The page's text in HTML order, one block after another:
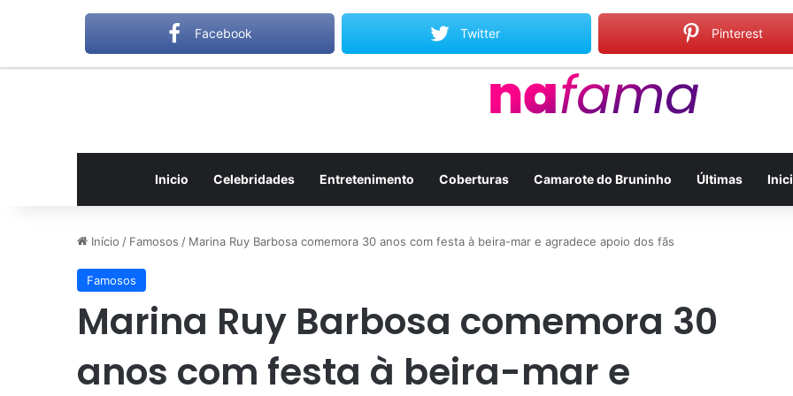
sábado, agosto 8 2026 Notícias de Última Hora Gilberto Gil relembra Preta Gil e destaca força do legado deixado pela filha
Inicio Celebridades Entretenimento Coberturas Camarote do Bruninho Últimas
Início / Famosos / Marina Ruy Barbosa comemora 30 anos com festa à beira-mar e agradece apoio dos fãs
Famosos
Marina Ruy Barbosa comemora 30
anos com festa à beira-mar e
Facebook Twitter Pinterest